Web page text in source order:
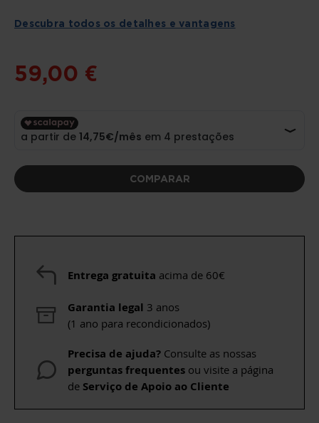
Descubra todos os detalhes e vantagens
59,00 €
COMPARAR
Entrega gratuita acima de 60€
Garantia legal 3 anos
(1 ano para recondicionados)
Precisa de ajuda? Consulte as nossas
perguntas frequentes ou visite a página
de Serviço de Apoio ao Cliente